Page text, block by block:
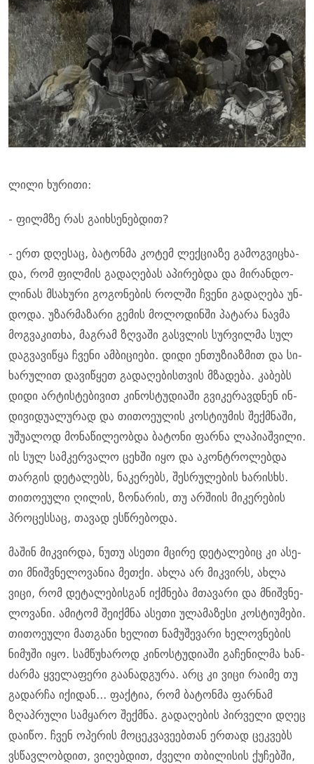
ლილი ხუ­რი­თი:
- ფილმზე რას გა­იხ­სე­ნებ­დით?
- ერთ დღე­საც, ბა­ტონ­მა კო­ტემ ლექ­ცი­ა­ზე გა­მოგ­ვი­ცხა­
და, რომ ფილ­მის გა­და­ღე­ბას აპი­რებ­და და მი­რან­დო­
ლი­ნას მსა­ხუ­რი გო­გო­ნე­ბის როლ­ში ჩვე­ნი გა­და­ღე­ბა უნ­
დო­და. უზარ­მა­ზა­რი გე­მის მო­ლო­დინ­ში პა­ტა­რა ნავ­მა
მოგ­ვა­კი­თხა, მაგ­რამ ზღვა­ში გას­ვლის სურ­ვილ­მა სულ
დაგ­ვა­ვი­წყა ჩვე­ნი ამ­ბი­ცი­ე­ბი. დიდი ენ­თუ­ზი­აზ­მით და სი­
ხა­რუ­ლით და­ვი­წყეთ გა­და­ღე­ბის­თვის მზა­დე­ბა. კა­ბებს
დიდი არ­ტის­ტე­ბი­ვით კი­ნოს­ტუ­დი­ა­ში გვი­კე­რავ­დნენ ინ­
დი­ვი­დუ­ა­ლუ­რად და თი­თო­ე­უ­ლის კოს­ტი­უ­მის შექ­მნა­ში,
უშუ­ა­ლოდ მო­ნა­წი­ლე­ობ­და ბა­ტო­ნი ფარ­ნა ლა­პი­აშ­ვი­ლი.
ის სულ სამ­კერ­ვა­ლო ცეხ­ში იყო და აკონ­ტრო­ლებ­და
თარ­გის დე­ტა­ლებს, ნა­კე­რებს, შეს­რუ­ლე­ბის ხა­რისხს.
თი­თო­ე­უ­ლი ღი­ლის, ზო­ნა­რის, თუ არ­ში­ის მი­კე­რე­ბის
პრო­ცეს­საც, თა­ვად ეს­წრე­ბო­და.
მა­შინ მიკ­ვირ­და, ნუთუ ასე­თი მცი­რე დე­ტა­ლე­ბიც კი ასე­
თი მნიშ­ვნე­ლო­ვა­ნია მეთ­ქი. ახლა არ მიკ­ვირს, ახლა
ვიცი, რომ დე­ტა­ლე­ბის­გან იქ­მნე­ბა მთა­ვა­რი და მნიშ­ვნე­
ლო­ვა­ნი. ამი­ტომ შე­იქ­მნა ასე­თი ულა­მა­ზე­სი კოს­ტი­უ­მე­ბი.
თი­თო­ე­უ­ლი მათ­გა­ნი ხე­ლით ნა­მუ­შე­ვა­რი ხე­ლოვ­ნე­ბის
ნი­მუ­ში იყო. სამ­წუ­ხა­როდ კი­ნოს­ტუ­დი­ა­ში გა­ჩე­ნილ­მა ხან­
ძარ­მა ყვე­ლა­ფე­რი გა­ა­ნად­გუ­რა. არც კი ვიცი რა­ი­მე თუ
გა­დარ­ჩა იქი­დან... ფაქ­ტია, რომ ბა­ტონ­მა ფარ­ნამ
ზღაპ­რუ­ლი სამ­ყა­რო შექ­მნა. გა­და­ღე­ბის პირ­ვე­ლი დღეც
და­ი­წო. ჩვენ ოპე­რის მო­ცეკ­ვა­ვე­ებ­თან ერ­თად ცეკ­ვებს
ვსწავ­ლობ­დით, ვი­ღებ­დით, ძვე­ლი თბი­ლი­სის ქუ­ჩებ­ში,